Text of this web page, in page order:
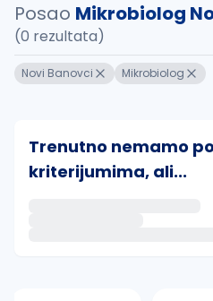
Posao Mikrobiolog
(0 rezultata)
Novi Banovci Mikrobiolog
Trenutno nemamo
kriterijumima, ali...